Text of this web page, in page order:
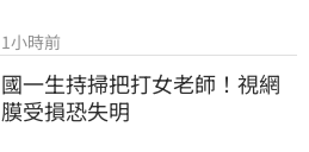
1小時前
國一生持掃把打女老師！視網
膜受損恐失明